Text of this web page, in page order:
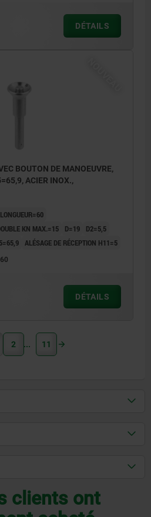
DÉTAILS
BOUTON DE MANOEUVRE,
ACIER INOX.,
LONGUEUR=60
KN MAX.=15
D=19
D2=5,5
ALÉSAGE DE RÉCEPTION H11=5
DÉTAILS
2 11
clients ont